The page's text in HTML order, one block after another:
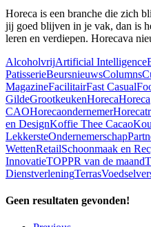
Horeca is een branche die zich
jij goed blijven in je vak, dan is
leren en verdiepen. Horecava
AlcoholvrijArtificial Intelligence
PatisserieBeursnieuwsColumns
MagazineFacilitairFast Casual
GildeGrootkeukenHorecaHoreca
CAOHorecaondernemer
en DesignKoffie Thee Cacao
LekkersteOndernemerschap
WettenRetailSchoonmaak en
InnovatieTOPPR van de maand
DienstverleningTerras
Geen resultaten gevonden!